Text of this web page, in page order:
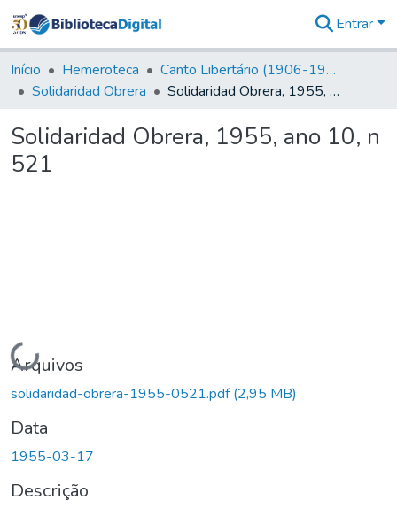
&
Coleções
Tudo na
Digital
Entrar
Início Hemeroteca
Canto Libertário (1906-1995)
Solidaridad Obrera
Solidaridad Obrera, 1955, ano 10, n 521
Solidaridad Obrera, 1955, ano 10, n
521
Carregando...
Arquivos
solidaridad-obrera-1955-0521.pdf(2,95 MB)
Data
1955-03-17
Descrição